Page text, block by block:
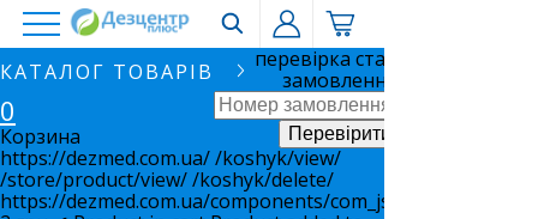
КАТАЛОГ ТОВАРІВ
перевірка статусу
замовлення
0
Корзина
https://dezmed.com.ua//koshyk/view/
/store/product/view//koshyk/delete/
https://dezmed.com.ua/components/com_jshopping/files/